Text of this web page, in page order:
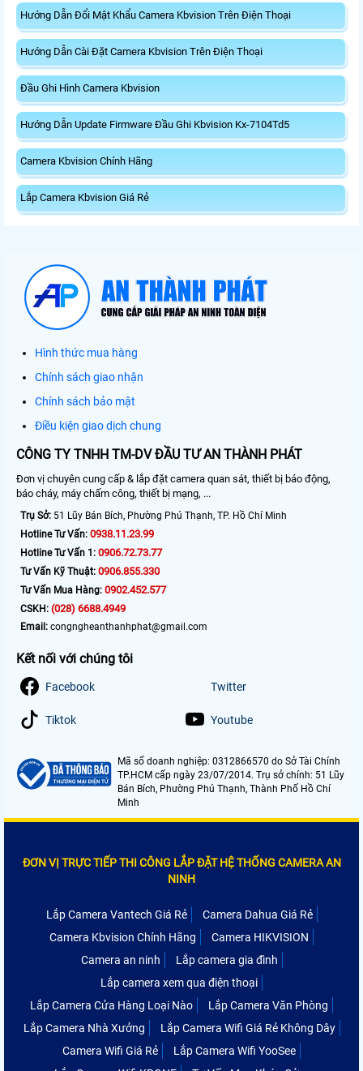
Hướng Dẫn Đổi Mật Khẩu Camera Kbvision Trên Điện Thoại
Hướng Dẫn Cài Đặt Camera Kbvision Trên Điện Thoại
Đầu Ghi Hình Camera Kbvision
Hướng Dẫn Update Firmware Đầu Ghi Kbvision Kx-7104Td5
Camera Kbvision Chính Hãng
Lắp Camera Kbvision Giá Rẻ
Hình thức mua hàng
Chính sách giao nhận
Chính sách bảo mật
Điều kiện giao dịch chung
CÔNG TY TNHH TM-DV ĐẦU TƯ AN THÀNH PHÁT
Đơn vị chuyên cung cấp & lắp đặt camera quan sát, thiết bị báo động,
báo cháy, máy chấm công, thiết bị mạng, ...
Trụ Sở: 51 Lũy Bán Bích, Phường Phú Thạnh, TP. Hồ Chí Minh
Hotline Tư Vấn: 0938.11.23.99
Hotline Tư Vấn 1: 0906.72.73.77
Tư Vấn Kỹ Thuật: 0906.855.330
Tư Vấn Mua Hàng: 0902.452.577
CSKH: (028) 6688.4949
Email: congngheanthanhphat@gmail.com
Kết nối với chúng tôi
Facebook Twitter
Tiktok Youtube
Mã số doanh nghiệp: 0312866570 do Sở Tài Chính
TP.HCM cấp ngày 23/07/2014. Trụ sở chính: 51 Lũy
Bán Bích, Phường Phú Thạnh, Thành Phố Hồ Chí
Minh
ĐƠN VỊ TRỰC TIẾP THI CÔNG LẮP ĐẶT HỆ THỐNG CAMERA AN
NINH
Lắp Camera Vantech Giá Rẻ
Camera Dahua Giá Rẻ
Camera Kbvision Chính Hãng
Camera HIKVISION
Camera an ninh
Lắp camera gia đình
Lắp camera xem qua điện thoại
Lắp Camera Cửa Hàng Loại Nào
Lắp Camera Văn Phòng
Lắp Camera Nhà Xưởng
Lắp Camera Wifi Giá Rẻ Không Dây
Camera Wifi Giá Rẻ
Lắp Camera Wifi YooSee